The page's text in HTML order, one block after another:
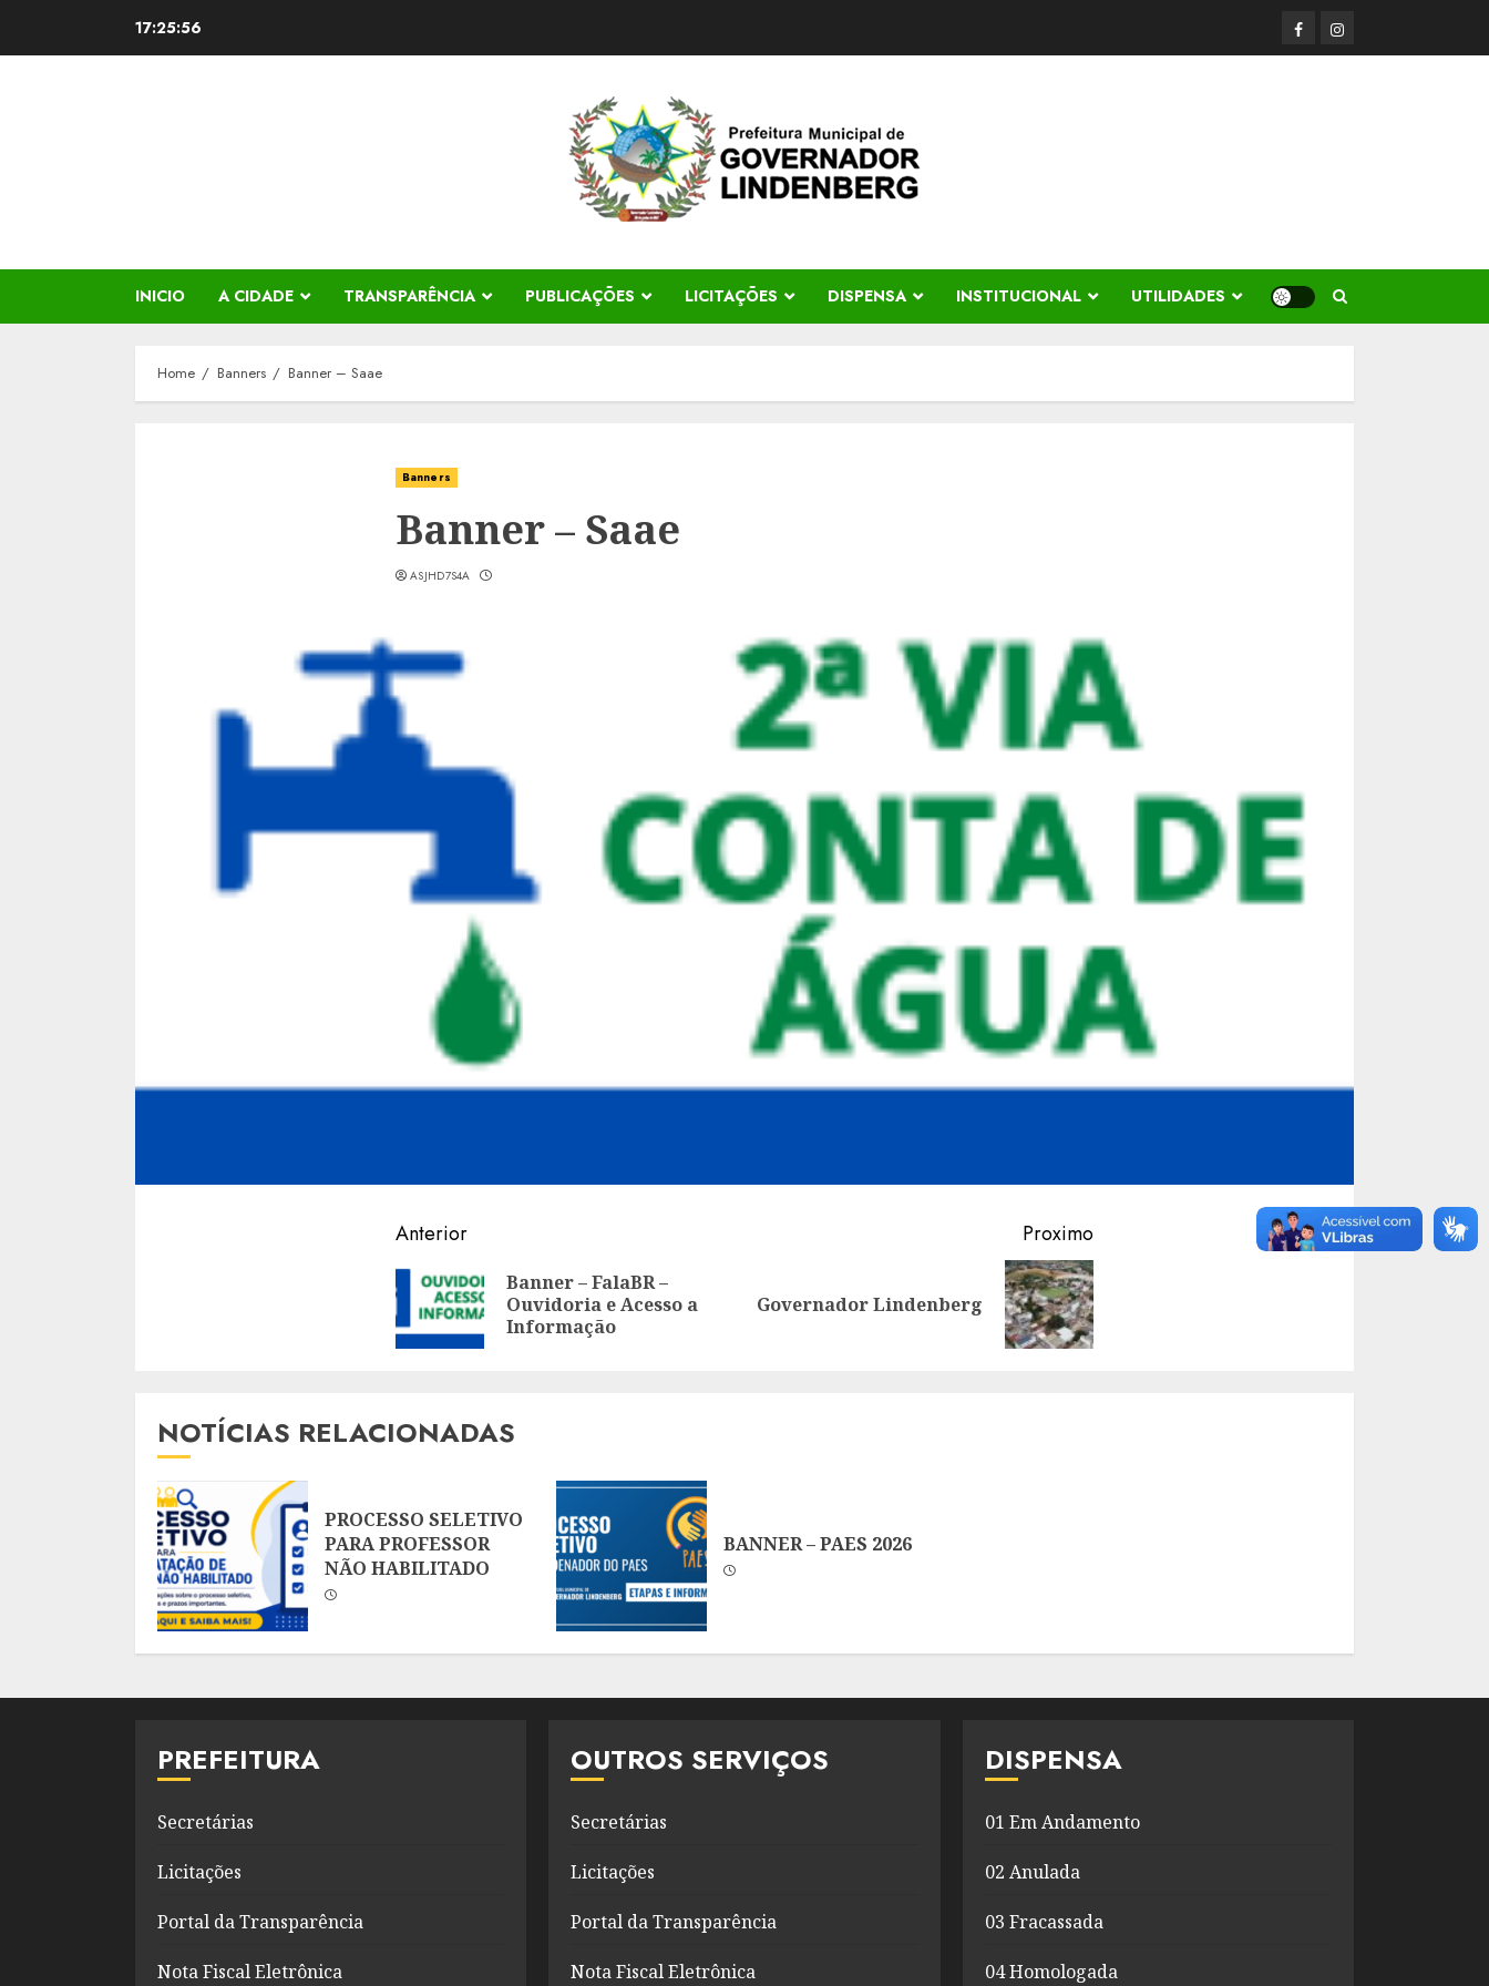
17:25:56 FacerbookInstagram
INICIO A CIDADE TRANSPARÊNCIA PUBLICAÇÕES LICITAÇÕES DISPENSA INSTITUCIONAL UTILIDADES
Home Banners Banner – Saae
Banners
Banner – Saae
ASJHD7S4A
Continue
Reading
Anterior
Anterior:
Banner – FalaBR –
Ouvidoria e Acesso a
Informação
Proximo
Proximo:
Governador Lindenberg
NOTÍCIAS RELACIONADAS
PROCESSO SELETIVO
PARA PROFESSOR
NÃO HABILITADO
BANNER – PAES 2026
PREFEITURA
Secretárias
Licitações
Portal da Transparência
Nota Fiscal Eletrônica
OUTROS SERVIÇOS
Secretárias
Licitações
Portal da Transparência
Nota Fiscal Eletrônica
DISPENSA
01 Em Andamento
02 Anulada
03 Fracassada
04 Homologada